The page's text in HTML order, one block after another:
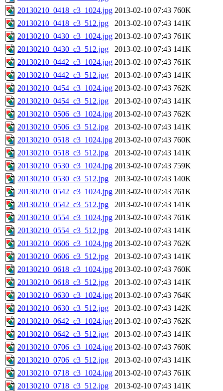
20130210_0418_c3_1024.jpg 2013-02-10 07:43 760K
20130210_0418_c3_512.jpg
2013-02-10 07:43 141K
20130210_0430_c3_1024.jpg 2013-02-10 07:43 761K
20130210_0430_c3_512.jpg
2013-02-10 07:43 141K
20130210_0442_c3_1024.jpg 2013-02-10 07:43 761K
20130210_0442_c3_512.jpg
2013-02-10 07:43 141K
20130210_0454_c3_1024.jpg 2013-02-10 07:43 762K
20130210_0454_c3_512.jpg
2013-02-10 07:43 141K
20130210_0506_c3_1024.jpg 2013-02-10 07:43 762K
20130210_0506_c3_512.jpg
2013-02-10 07:43 141K
20130210_0518_c3_1024.jpg 2013-02-10 07:43 760K
20130210_0518_c3_512.jpg
2013-02-10 07:43 141K
20130210_0530_c3_1024.jpg 2013-02-10 07:43 759K
20130210_0530_c3_512.jpg
2013-02-10 07:43 140K
20130210_0542_c3_1024.jpg 2013-02-10 07:43 761K
20130210_0542_c3_512.jpg
2013-02-10 07:43 141K
20130210_0554_c3_1024.jpg 2013-02-10 07:43 761K
20130210_0554_c3_512.jpg
2013-02-10 07:43 141K
20130210_0606_c3_1024.jpg 2013-02-10 07:43 762K
20130210_0606_c3_512.jpg
2013-02-10 07:43 141K
20130210_0618_c3_1024.jpg 2013-02-10 07:43 760K
20130210_0618_c3_512.jpg
2013-02-10 07:43 141K
20130210_0630_c3_1024.jpg 2013-02-10 07:43 764K
20130210_0630_c3_512.jpg
2013-02-10 07:43 142K
20130210_0642_c3_1024.jpg 2013-02-10 07:43 762K
20130210_0642_c3_512.jpg
2013-02-10 07:43 141K
20130210_0706_c3_1024.jpg 2013-02-10 07:43 760K
20130210_0706_c3_512.jpg
2013-02-10 07:43 141K
20130210_0718_c3_1024.jpg 2013-02-10 07:43 761K
20130210_0718_c3_512.jpg
2013-02-10 07:43 141K